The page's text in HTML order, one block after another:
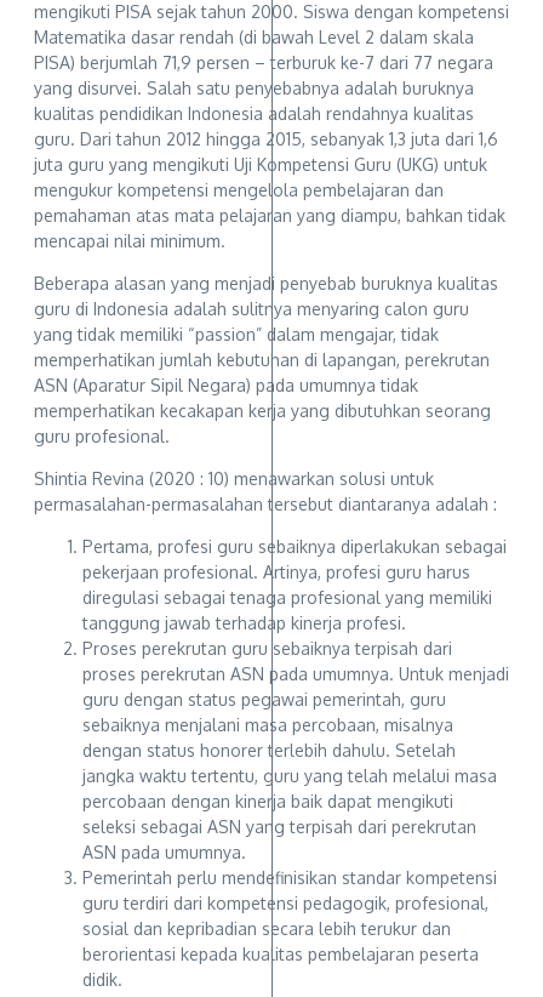
mengikuti PISA sejak tahun 2000. Siswa dengan kompetensi
Matematika dasar rendah (di bawah Level 2 dalam skala
PISA) berjumlah 71,9 persen – terburuk ke-7 dari 77 negara
yang disurvei. Salah satu penyebabnya adalah buruknya
kualitas pendidikan Indonesia adalah rendahnya kualitas
guru. Dari tahun 2012 hingga 2015, sebanyak 1,3 juta dari 1,6
juta guru yang mengikuti Uji Kompetensi Guru (UKG) untuk
mengukur kompetensi mengelola pembelajaran dan
pemahaman atas mata pelajaran yang diampu, bahkan tidak
mencapai nilai minimum.
Beberapa alasan yang menjadi penyebab buruknya kualitas
guru di Indonesia adalah sulitnya menyaring calon guru
yang tidak memiliki “passion” dalam mengajar, tidak
memperhatikan jumlah kebutuhan di lapangan, perekrutan
ASN (Aparatur Sipil Negara) pada umumnya tidak
memperhatikan kecakapan kerja yang dibutuhkan seorang
guru profesional.
Shintia Revina (2020 : 10) menawarkan solusi untuk
permasalahan-permasalahan tersebut diantaranya adalah :
Pertama, profesi guru sebaiknya diperlakukan sebagai
pekerjaan profesional. Artinya, profesi guru harus
diregulasi sebagai tenaga profesional yang memiliki
tanggung jawab terhadap kinerja profesi.
Proses perekrutan guru sebaiknya terpisah dari
proses perekrutan ASN pada umumnya. Untuk menjadi
guru dengan status pegawai pemerintah, guru
sebaiknya menjalani masa percobaan, misalnya
dengan status honorer terlebih dahulu. Setelah
jangka waktu tertentu, guru yang telah melalui masa
percobaan dengan kinerja baik dapat mengikuti
seleksi sebagai ASN yang terpisah dari perekrutan
ASN pada umumnya.
Pemerintah perlu mendefinisikan standar kompetensi
guru terdiri dari kompetensi pedagogik, profesional,
sosial dan kepribadian secara lebih terukur dan
berorientasi kepada kualitas pembelajaran peserta
didik.